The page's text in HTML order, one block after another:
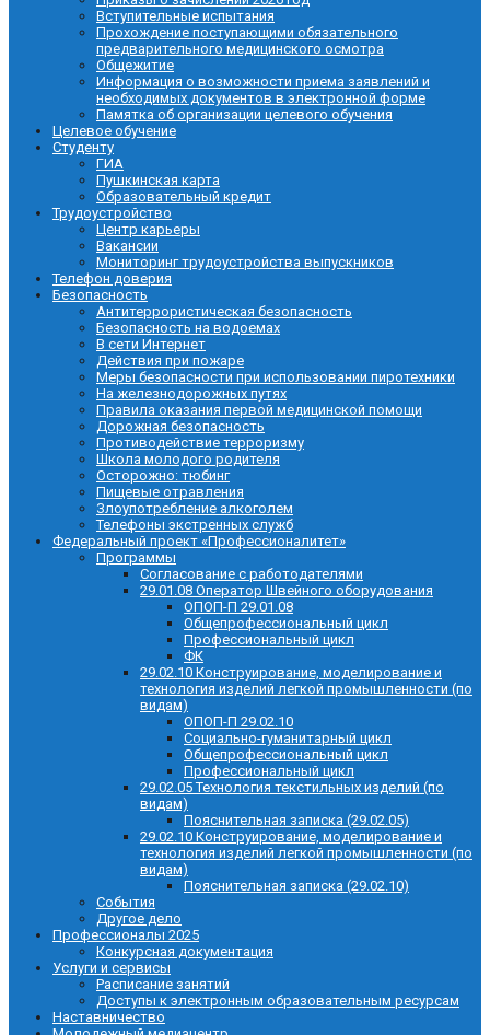
Вступительные испытания
Прохождение поступающими обязательного
предварительного медицинского осмотра
Общежитие
Информация о возможности приема заявлений и
необходимых документов в электронной форме
Памятка об организации целевого обучения
Целевое обучение
Студенту
ГИА
Пушкинская карта
Образовательный кредит
Трудоустройство
Центр карьеры
Вакансии
Мониторинг трудоустройства выпускников
Телефон доверия
Безопасность
Антитеррористическая безопасность
Безопасность на водоемах
В сети Интернет
Действия при пожаре
Меры безопасности при использовании пиротехники
На железнодорожных путях
Правила оказания первой медицинской помощи
Дорожная безопасность
Противодействие терроризму
Школа молодого родителя
Осторожно: тюбинг
Пищевые отравления
Злоупотребление алкоголем
Телефоны экстренных служб
Федеральный проект «Профессионалитет»
Программы
Согласование с работодателями
29.01.08 Оператор Швейного оборудования
ОПОП-П 29.01.08
Общепрофессиональный цикл
Профессиональный цикл
ФК
29.02.10 Конструирование, моделирование и
технология изделий легкой промышленности (по
видам)
ОПОП-П 29.02.10
Социально-гуманитарный цикл
Общепрофессиональный цикл
Профессиональный цикл
29.02.05 Технология текстильных изделий (по
видам)
Пояснительная записка (29.02.05)
29.02.10 Конструирование, моделирование и
технология изделий легкой промышленности (по
видам)
Пояснительная записка (29.02.10)
События
Другое дело
Профессионалы 2025
Конкурсная документация
Услуги и сервисы
Расписание занятий
Доступы к электронным образовательным ресурсам
Наставничество